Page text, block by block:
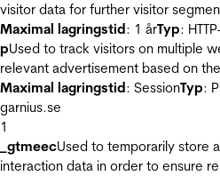
visitor data for further visitor
Maximal lagringstid: 1 årTyp:
pUsed to track visitors on multiple
relevant advertisement based on
Maximal lagringstid: SessionTyp:
garnius.se
1
_gtmeecUsed to temporarily store
interaction data in order to ensure